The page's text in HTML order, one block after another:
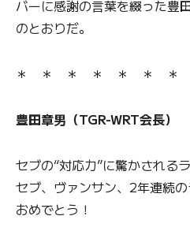
バーに感謝の言葉を綴った豊
のとおりだ。
＊ ＊ ＊ ＊ ＊ ＊ ＊
豊田章男（TGR-WRT会長）
セブの“対応力”に驚かされる
セブ、ヴァンサン、2年連続
おめでとう！